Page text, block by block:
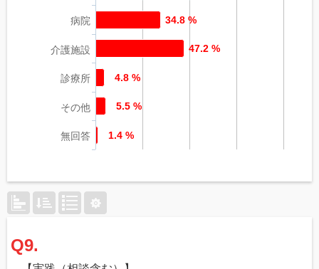
病院
介護施設
診療所
その他
無回答
34.8 %
47.2 %
4.8 %
5.5 %
1.4 %
Q9.